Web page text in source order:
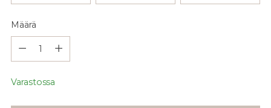
Määrä
Varastossa